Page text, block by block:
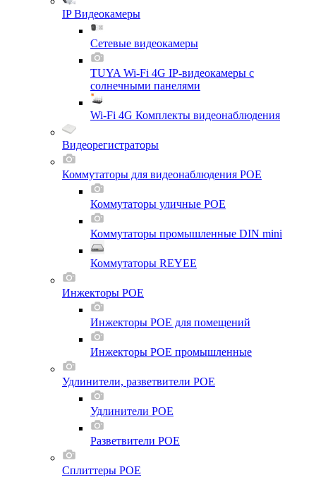
IP Видеокамеры
Сетевые видеокамеры
TUYA Wi-Fi 4G IP-видеокамеры с
солнечными панелями
Wi-Fi 4G Комплекты видеонаблюдения
Видеорегистраторы
Коммутаторы для видеонаблюдения POE
Коммутаторы уличные POE
Коммутаторы промышленные DIN mini
Коммутаторы REYEE
Инжекторы POE
Инжекторы POE для помещений
Инжекторы POE промышленные
Удлинители, разветвители POE
Удлинители POE
Разветвители POE
Сплиттеры POE